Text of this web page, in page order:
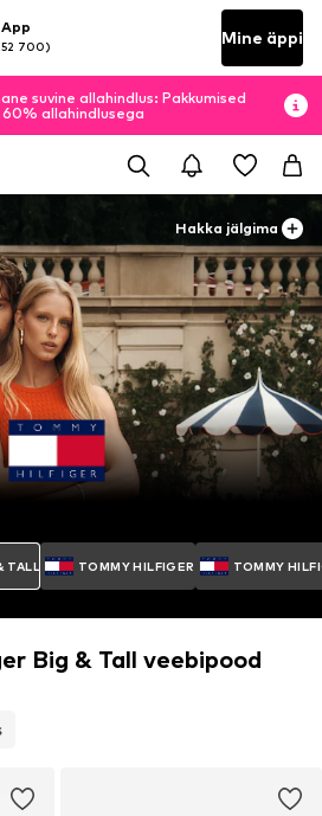
700) Mine äppi
suvine allahindlus: Pakkumised
60% allahindlusega
Hakka jälgima
TALL TOMMY HILFIGER TOMMY
Big & Tall veebipood